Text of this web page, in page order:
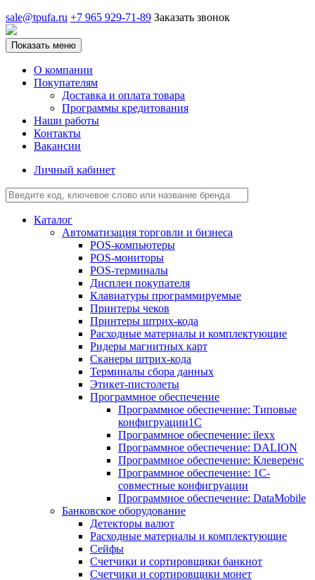
sale@tpufa.ru +7 965 929-71-89 Заказать звонок
Показать меню
О компании
Покупателям
Доставка и оплата товара
Программы кредитования
Наши работы
Контакты
Вакансии
Личный кабинет
Каталог
Автоматизация торговли и бизнеса
POS-компьютеры
POS-мониторы
POS-терминалы
Дисплеи покупателя
Клавиатуры программируемые
Принтеры чеков
Принтеры штрих-кода
Расходные материалы и комплектующие
Ридеры магнитных карт
Сканеры штрих-кода
Терминалы сбора данных
Этикет-пистолеты
Программное обеспечение
Программное обеспечение: Типовые
конфигруации1С
Программное обеспечение: ilexx
Программное обеспечение: DALION
Программное обеспечение: Клеверенс
Программное обеспечение: 1С-
совместные конфигруации
Программное обеспечение: DataMobile
Банковское оборудование
Детекторы валют
Расходные материалы и комплектующие
Сейфы
Счетчики и сортировщики банкнот
Счетчики и сортировщики монет